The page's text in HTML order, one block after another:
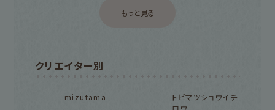
もっと見る
クリエイター別
mizutama
トビマツショウイチ
ロウ